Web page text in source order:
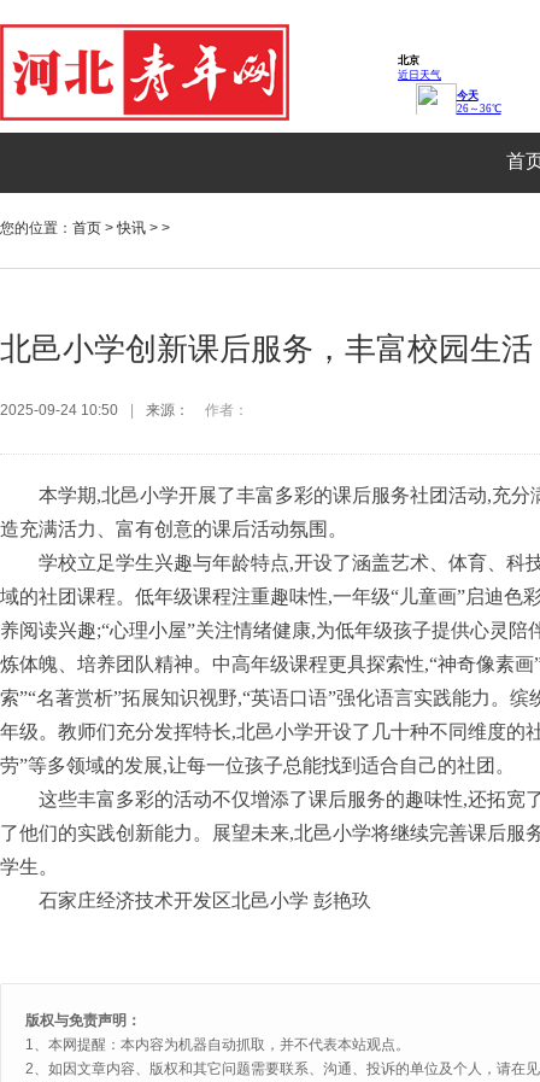
首
您的位置： 首页 >快讯 > >
北邑小学创新课后服务，丰富校园生活
2025-09-24 10:50 来源： 作者：
本学期,北邑小学开展了丰富多彩的课后服务社团活动,充分
造充满活力、富有创意的课后活动氛围。
学校立足学生兴趣与年龄特点,开设了涵盖艺术、体育、科
域的社团课程。低年级课程注重趣味性,一年级“儿童画”启迪色
养阅读兴趣;“心理小屋”关注情绪健康,为低年级孩子提供心灵陪
炼体魄、培养团队精神。中高年级课程更具探索性,“神奇像素画
索”“名著赏析”拓展知识视野,“英语口语”强化语言实践能力。
年级。教师们充分发挥特长,北邑小学开设了几十种不同维度的
劳”等多领域的发展,让每一位孩子总能找到适合自己的社团。
这些丰富多彩的活动不仅增添了课后服务的趣味性,还拓宽
了他们的实践创新能力。展望未来,北邑小学将继续完善课后服
学生。
石家庄经济技术开发区北邑小学 彭艳玖
版权与免责声明：
1、本网提醒：本内容为机器自动抓取，并不代表本站观点。
2、如因文章内容、版权和其它问题需要联系、沟通、投诉的单位及个人，请在